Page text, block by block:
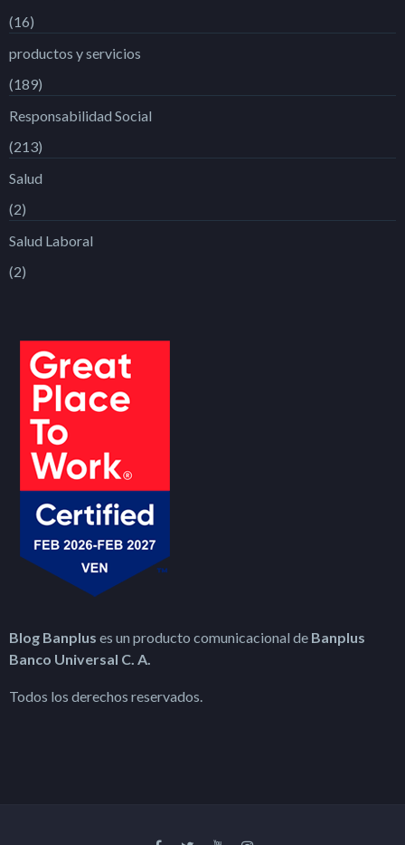
(16)
productos y servicios
(189)
Responsabilidad Social
(213)
Salud
(2)
Salud Laboral
(2)
Blog Banplus es un producto comunicacional de Banplus
Banco Universal C. A.
Todos los derechos reservados.